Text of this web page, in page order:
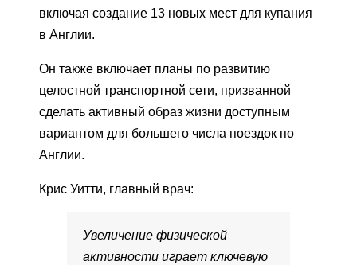
включая создание 13 новых мест для купания
в Англии.
Он также включает планы по развитию
целостной транспортной сети, призванной
сделать активный образ жизни доступным
вариантом для большего числа поездок по
Англии.
Крис Уитти, главный врач:
Увеличение физической
активности играет ключевую